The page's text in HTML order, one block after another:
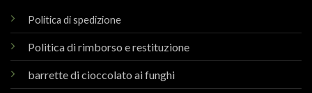
Politica di spedizione
Politica di rimborso e restituzione
barrette di cioccolato ai funghi